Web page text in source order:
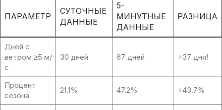
ПАРАМЕТР
СУТОЧНЫЕ
ДАННЫЕ
5-
МИНУТНЫЕ
ДАННЫЕ
РАЗНИЦА
Дней с
ветром ≥5 м/
с
30 дней 67 дней +37 дня!
Процент
сезона
21.1% 47.2% +43.7%